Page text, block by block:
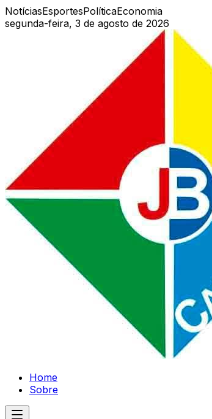
NotíciasEsportesPolíticaEconomia
segunda-feira, 3 de agosto de 2026
Home
Sobre